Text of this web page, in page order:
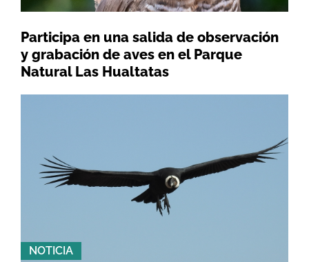
Participa en una salida de observación
y grabación de aves en el Parque
Natural Las Hualtatas
NOTICIA